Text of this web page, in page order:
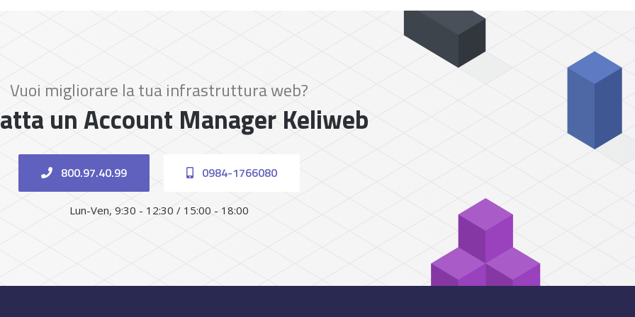
Vuoi migliorare la tua infrastruttura web?
un Account Manager Keliweb
800.97.40.99 0984-1766080
Lun-Ven, 9:30 - 12:30 / 15:00 - 18:00